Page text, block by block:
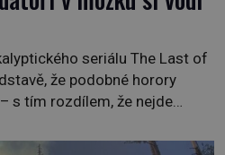
seriálu The Last of
že podobné horory
s tím rozdílem, že nejde
nesrovnatelně jednodušší